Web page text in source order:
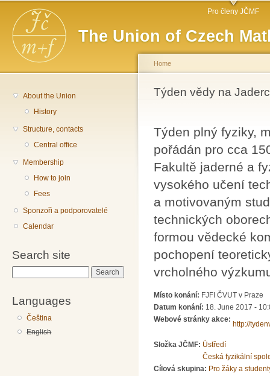
The Union of Czech
Main menu Pro členy JČMF
About the Union
History
Structure, contacts
Central office
Membership
How to join
Fees
Sponzoři a podporovatelé
Calendar
Search site
Languages
Čeština
English
You are here
Home
Týden vědy na
Týden plný fyziky,
pořádán pro cca
Fakultě jaderné a
vysokého učení
a motivovaným
technických
formou vědecké
pochopení
vrcholného
Místo konání: FJFI ČVUT v Praze
Datum konání: 18. June 2017 -
Webové stránky akce:
http://
Složka JČMF: Ústředí
Česká fyzikální
Cílová skupina: Pro žáky a